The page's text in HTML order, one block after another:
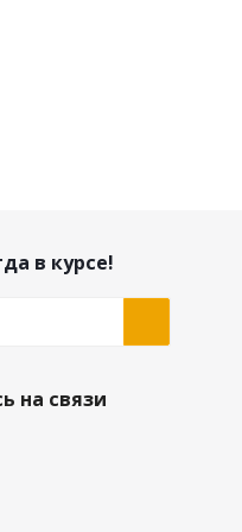
в курсе!
на связи